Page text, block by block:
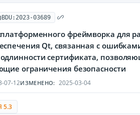
BDU:2023-03689
фреймворка для
Qt, связанная с
сертификата,
ограничения безопасности
07-12ИЗМЕНЕНО: 2025-03-04
5.3